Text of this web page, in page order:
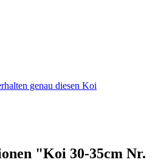
genau diesen Koi
"Koi 30-35cm Nr.